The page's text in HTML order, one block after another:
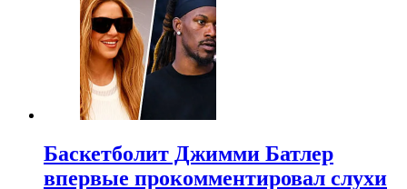
Баскетболит Джимми Батлер
впервые прокомментировал слухи